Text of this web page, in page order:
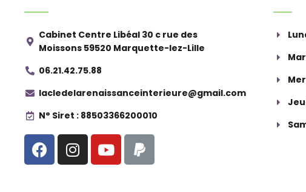
Cabinet Centre Libéal 30 c rue des
Moissons 59520 Marquette-lez-Lille
06.21.42.75.88
lacledelarenaissanceinterieure@gmail.com
N° Siret : 88503366200010